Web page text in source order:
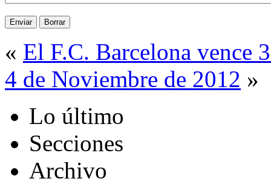
« El F.C. Barcelona vence
4 de Noviembre de 2012 »
Lo último
Secciones
Archivo